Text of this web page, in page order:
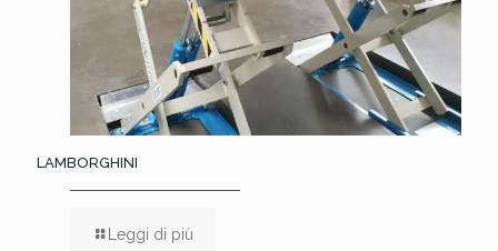
LAMBORGHINI
Leggi di più